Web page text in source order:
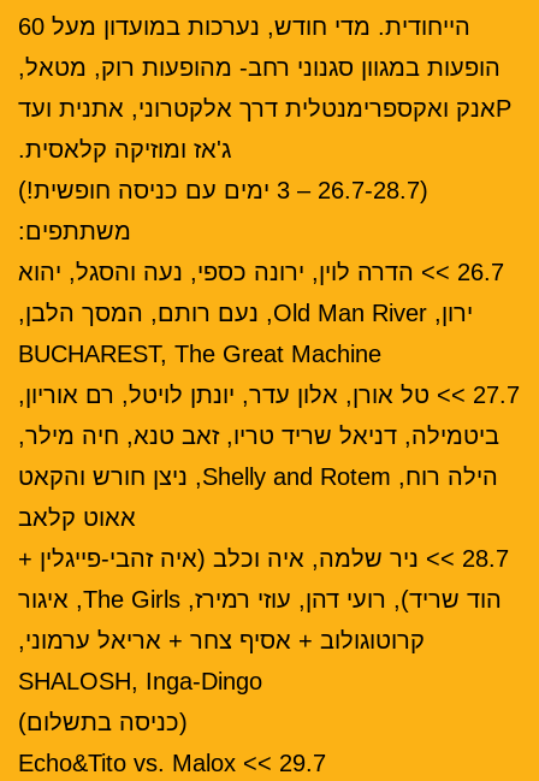
הייחודית. מדי חודש, נערכות במועדון מעל 60
הופעות במגוון סגנוני רחב- מהופעות רוק, מטאל,
Pאנק ואקספרימנטלית דרך אלקטרוני, אתנית ועד
ג'אז ומוזיקה קלאסית.
(26.7-28.7 – 3 ימים עם כניסה חופשית!)
משתתפים:
26.7 >> הדרה לוין, ירונה כספי, נעה והסגל, יהוא
ירון, Old Man River, נעם רותם, המסך הלבן,
BUCHAREST, The Great Machine
27.7 >> טל אורן, אלון עדר, יונתן לויטל, רם אוריון,
ביטמילה, דניאל שריד טריו, זאב טנא, חיה מילר,
הילה רוח, Shelly and Rotem, ניצן חורש והקאט
אאוט קלאב
28.7 >> ניר שלמה, איה וכלב (איה זהבי-פייגלין +
הוד שריד), רועי דהן, עוזי רמירז, The Girls, איגור
קרוטוגולוב + אסיף צחר + אריאל ערמוני,
SHALOSH, Inga-Dingo
(כניסה בתשלום)
29.7 >> Echo&Tito vs. Malox